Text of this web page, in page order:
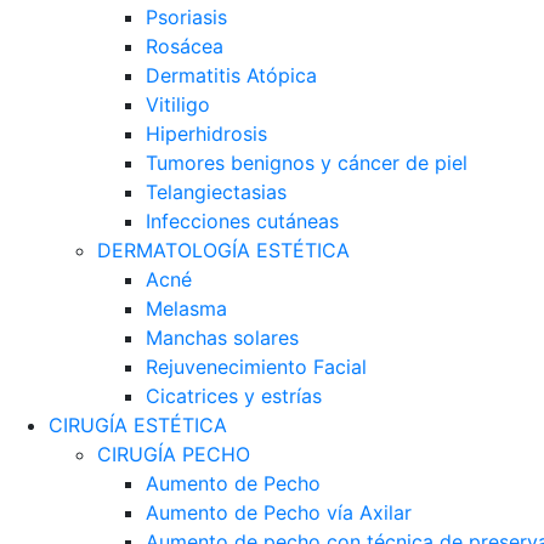
Psoriasis
Rosácea
Dermatitis Atópica
Vitiligo
Hiperhidrosis
Tumores benignos y cáncer de piel
Telangiectasias
Infecciones cutáneas
DERMATOLOGÍA ESTÉTICA
Acné
Melasma
Manchas solares
Rejuvenecimiento Facial
Cicatrices y estrías
CIRUGÍA ESTÉTICA
CIRUGÍA PECHO
Aumento de Pecho
Aumento de Pecho vía Axilar